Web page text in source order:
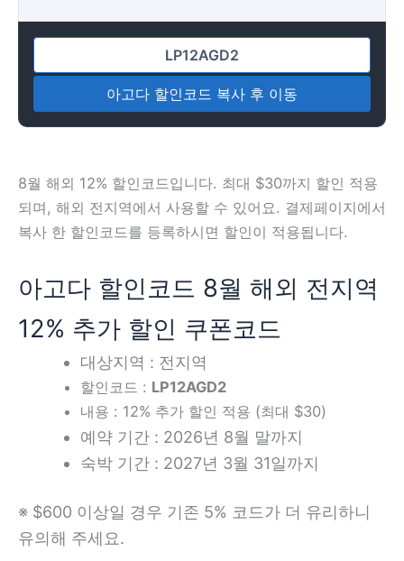
아고다 할인코드 복사 후 이동
8월 해외 12% 할인코드입니다. 최대 $30까지 할인 적용
되며, 해외 전지역에서 사용할 수 있어요. 결제페이지에서
복사 한 할인코드를 등록하시면 할인이 적용됩니다.
아고다 할인코드 8월 해외 전지역
12% 추가 할인 쿠폰코드
대상지역 : 전지역
할인코드 : LP12AGD2
내용 : 12% 추가 할인 적용 (최대 $30)
예약 기간 : 2026년 8월 말까지
숙박 기간 : 2027년 3월 31일까지
※ $600 이상일 경우 기존 5% 코드가 더 유리하니
유의해 주세요.